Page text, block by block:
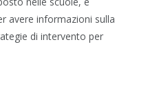
avere informazioni sulla
di intervento per